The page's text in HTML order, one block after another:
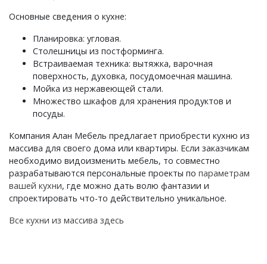
Основные сведения о кухне:
Планировка: угловая.
Столешницы из постформинга.
Встраиваемая техника: вытяжка, варочная
поверхность, духовка, посудомоечная машина.
Мойка из нержавеющей стали.
Множество шкафов для хранения продуктов и
посуды.
Компания Алан Мебель предлагает приобрести кухню из
массива для своего дома или квартиры. Если заказчикам
необходимо видоизменить мебель, то совместно
разрабатываются персональные проекты по параметрам
вашей кухни, где можно дать волю фантазии и
спроектировать что-то действительно уникальное.
Все кухни из массива здесь